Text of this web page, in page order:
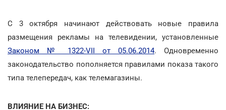
С 3 октября начинают действовать новые правила
размещения рекламы на телевидении, установленные
Законом № 1322-VII от 05.06.2014. Одновременно
законодательство пополняется правилами показа такого
типа телепередач, как телемагазины.
ВЛИЯНИЕ НА БИЗНЕС: